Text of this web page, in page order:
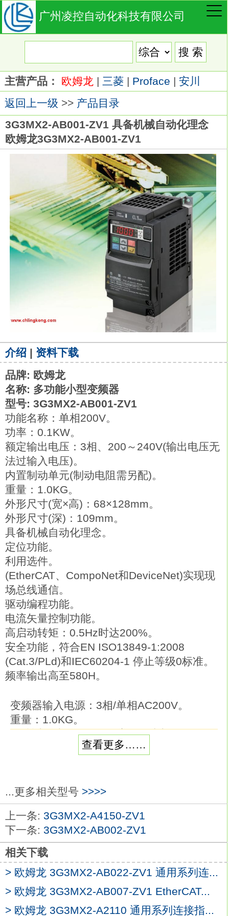
广州凌控自动化科技有限公司
主营产品： 欧姆龙 | 三菱 | Proface | 安川
返回上一级 >> 产品目录
3G3MX2-AB001-ZV1 具备机械自动化理念
欧姆龙3G3MX2-AB001-ZV1
介绍 | 资料下载
品牌: 欧姆龙
名称: 多功能小型变频器
型号: 3G3MX2-AB001-ZV1
功能名称：单相200V。
功率：0.1KW。
额定输出电压：3相、200～240V(输出电压无
法过输入电压)。
内置制动单元(制动电阻需另配)。
重量：1.0KG。
外形尺寸(宽×高)：68×128mm。
外形尺寸(深)：109mm。
具备机械自动化理念。
定位功能。
利用选件。
(EtherCAT、CompoNet和DeviceNet)实现现
场总线通信。
驱动编程功能。
电流矢量控制功能。
高启动转矩：0.5Hz时达200%。
安全功能，符合EN ISO13849-1:2008
(Cat.3/PLd)和IEC60204-1 停止等级0标准。
频率输出高至580H。
变频器输入电源：3相/单相AC200V。
重量：1.0KG。
标准适用线径：1.25平方mm以上。
用于由变频器产生的谐波电流。
3G3MX2-AB001-ZV1。变频器输入电源：3
相/单相AC200V。
重量：6.5KG。
标准适用线径：22平方mm以上
AB001-ZV1
用于由变频器产生的谐波电流。
谐波电流效果比交流电抗器效果更佳，
而且可与交流电抗器一起使用。电源：3相3
线额定电压AC 500V。
查看更多……
...更多相关型号 >>>>
上一条: 3G3MX2-A4150-ZV1
下一条: 3G3MX2-AB002-ZV1
相关下载
> 欧姆龙 3G3MX2-AB022-ZV1 通用系列连...
> 欧姆龙 3G3MX2-AB007-ZV1 EtherCAT...
> 欧姆龙 3G3MX2-A2110 通用系列连接指...